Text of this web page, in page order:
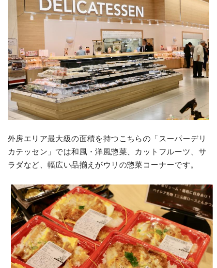
外房エリア最大級の面積を持つこちらの「スーパーデリ
カテッセン」では和風・洋風惣菜、カットフルーツ、サ
ラダなど、幅広い品揃えがウリの惣菜コーナーです。